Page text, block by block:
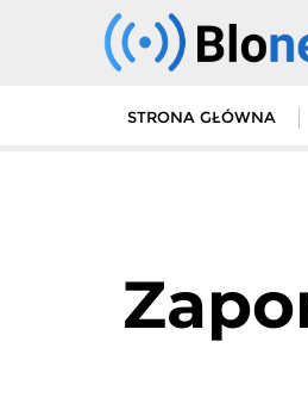
STRONA GŁÓWNA